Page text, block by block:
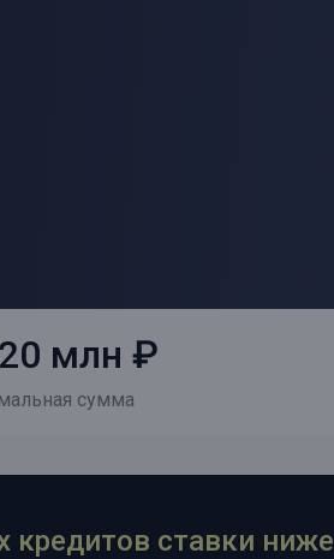
млн ₽
сумма
кредитов ставки ниже